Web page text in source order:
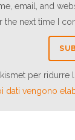
email, and
the next time I
per ridurre
dati vengono